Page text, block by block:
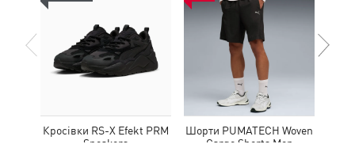
Кросівки RS-X Efekt PRM
Шорти PUMATECH Woven